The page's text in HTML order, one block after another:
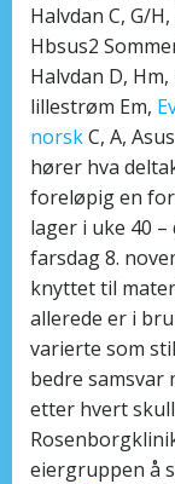
Halvdan C, G/
Hbsus2
Halvdan D,
lillestrøm Em,
norskC, A,
hører hva
foreløpig en
lager i uke 40
farsdag 8.
knyttet til
allerede er i
varierte som
bedre samsvar
etter hvert
eiergruppen å